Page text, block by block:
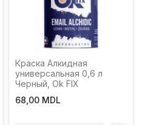
Краска Алкидная
универсальная 0,6 л
Черный, Ok FIX
68,00 MDL